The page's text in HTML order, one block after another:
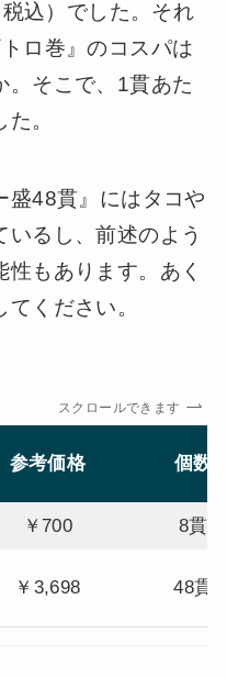
込）でした。それ
ロ巻』のコスパは
。そこで、1貫あた
。
盛48貫』にはタコや
るし、前述のよう
もあります。あく
ください。
スクロールできます
参考価格 個数
￥700 8貫
￥3,698 48貫